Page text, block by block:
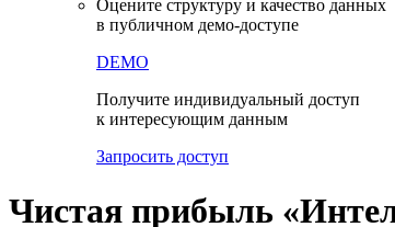
Документация
Кастомные проекты для бизнеса
Оцените структуру и качество данных
в публичном демо-доступе
DEMO
Получите индивидуальный доступ